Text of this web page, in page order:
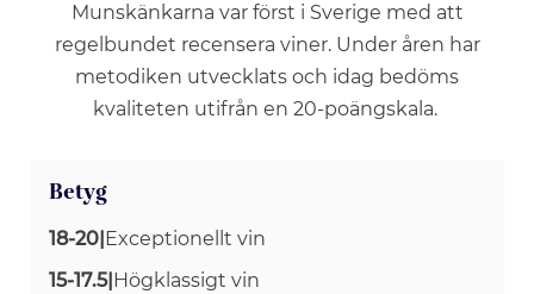
Munskänkarna var först i Sverige med att
regelbundet recensera viner. Under åren har
metodiken utvecklats och idag bedöms
kvaliteten utifrån en 20-poängskala.
Betyg
18-20 Exceptionellt vin
15-17.5| Högklassigt vin